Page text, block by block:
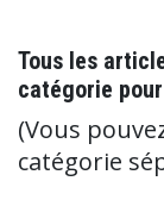
Tous les
catégorie
(Vous
catégorie